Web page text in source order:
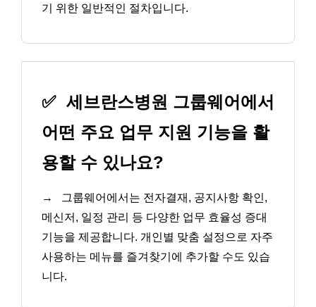
기 위한 일반적인 절차입니다.
✅ 세브란스병원 그룹웨어에서
어떤 주요 업무 지원 기능을 활
용할 수 있나요?
→
그룹웨어에서는 전자결재, 공지사항 확인,
메신저, 일정 관리 등 다양한 업무 효율성 증대
기능을 제공합니다. 개인별 맞춤 설정으로 자주
사용하는 메뉴를 즐겨찾기에 추가할 수도 있습
니다.